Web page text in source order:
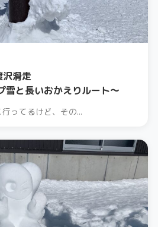
滑走
雪と長いおかえりルート〜
ってるけど、その...